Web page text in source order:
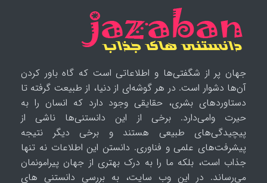
جهان پر از شگفتی‌ها و اطلاعاتی است که گاه باور کردن
آن‌ها دشوار است. در هر گوشه‌ای از دنیا، از طبیعت گرفته تا
دستاوردهای بشری، حقایقی وجود دارد که انسان را به
حیرت وامی‌دارد. برخی از این دانستنی‌ها ناشی از
پیچیدگی‌های طبیعی هستند و برخی دیگر نتیجه
پیشرفت‌های علمی و فناوری. دانستن این اطلاعات نه تنها
جذاب است، بلکه ما را به درک بهتری از جهان پیرامونمان
می‌رساند. در این وب سایت، به بررسی دانستنی های